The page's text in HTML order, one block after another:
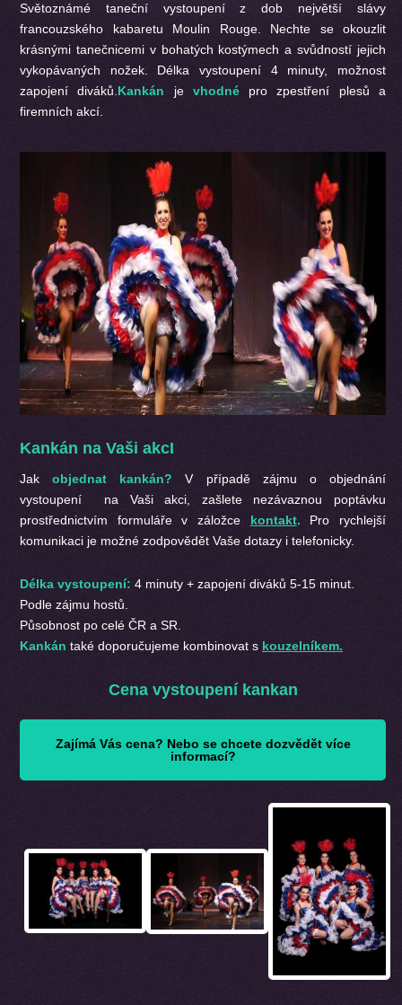
Světoznámé taneční vystoupení z dob největší slávy
francouzského kabaretu Moulin Rouge. Nechte se okouzlit
krásnými tanečnicemi v bohatých kostýmech a svůdností jejich
vykopávaných nožek. Délka vystoupení 4 minuty, možnost
zapojení diváků. Kankán je vhodnépro zpestření plesů a
firemních akcí.
Kankán na Vaši akcI
Jakobjednat kankán? V případě zájmu o objednání
vystoupení na Vaši akci, zašlete nezávaznou poptávku
prostřednictvím formuláře v záložce kontakt. Pro rychlejší
komunikaci je možné zodpovědět Vaše dotazy i telefonicky.
Délka vystoupení: 4 minuty + zapojení diváků 5-15 minut.
Podle zájmu hostů.
Působnost po celé ČR a SR.
Kankán také doporučujeme kombinovat s kouzelníkem.
Cena vystoupení kankan
Zajímá Vás cena? Nebo se chcete dozvědět více
informací?